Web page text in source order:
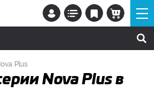
Plus
Nova Plus в